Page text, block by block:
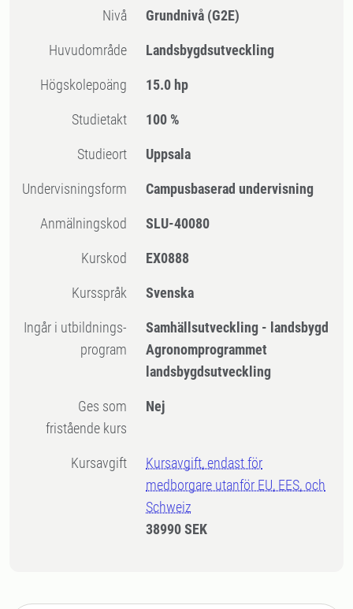
Nivå Grundnivå (G2E)
Huvudområde Landsbygdsutveckling
högskolepoäng 15.0 hp
Studietakt 100 %
Studieort Uppsala
Undervisningsform Campusbaserad undervisning
Anmälningskod SLU-40080
Kurskod EX0888
Kursspråk Svenska
Ingår i utbildnings-
program
Samhällsutveckling - landsbygd
Agronomprogrammet
landsbygdsutveckling
Ges som
fristående kurs
Nej
Kursavgift
Kursavgift, endast för
medborgare utanför EU, EES, och
Schweiz
38990 SEK